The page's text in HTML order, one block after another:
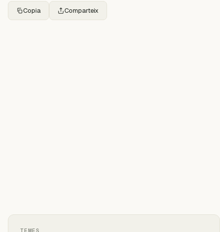
Copia Comparteix
TEMES